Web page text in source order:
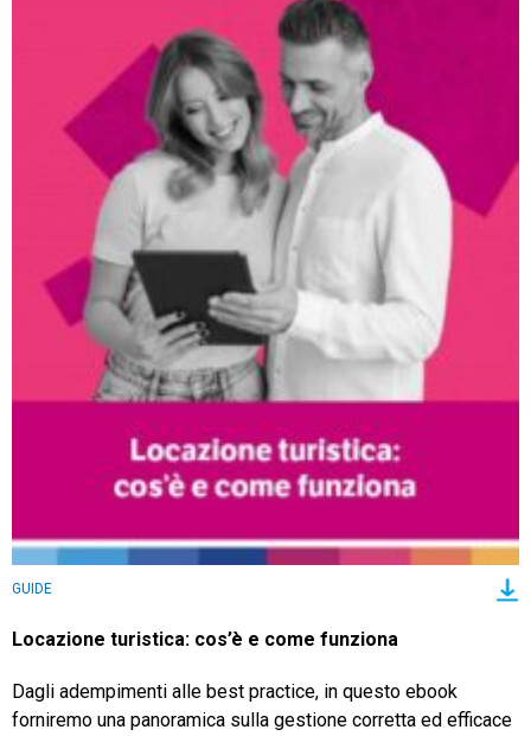
GUIDE
Locazione turistica: cos’è e come funziona
Dagli adempimenti alle best practice, in questo ebook
forniremo una panoramica sulla gestione corretta ed efficace